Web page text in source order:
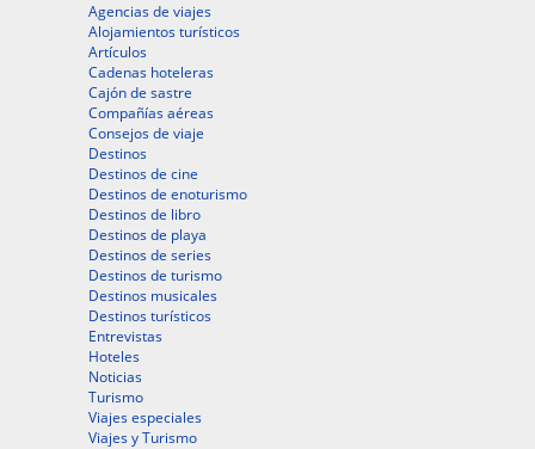
Agencias de viajes
Alojamientos turísticos
Artículos
Cadenas hoteleras
Cajón de sastre
Compañías aéreas
Consejos de viaje
Destinos
Destinos de cine
Destinos de enoturismo
Destinos de libro
Destinos de playa
Destinos de series
Destinos de turismo
Destinos musicales
Destinos turísticos
Entrevistas
Hoteles
Noticias
Turismo
Viajes especiales
Viajes y Turismo